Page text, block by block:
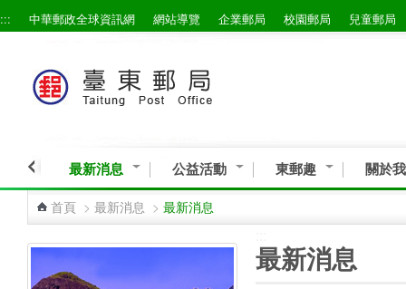
跳到主要內容區塊
::: 中華郵政全球資訊網 網站導覽 企業郵局 校園郵局 兒童郵局
最新消息 公益活動 東郵趣 關於
首頁 > 最新消息 > 最新消息
最新消息